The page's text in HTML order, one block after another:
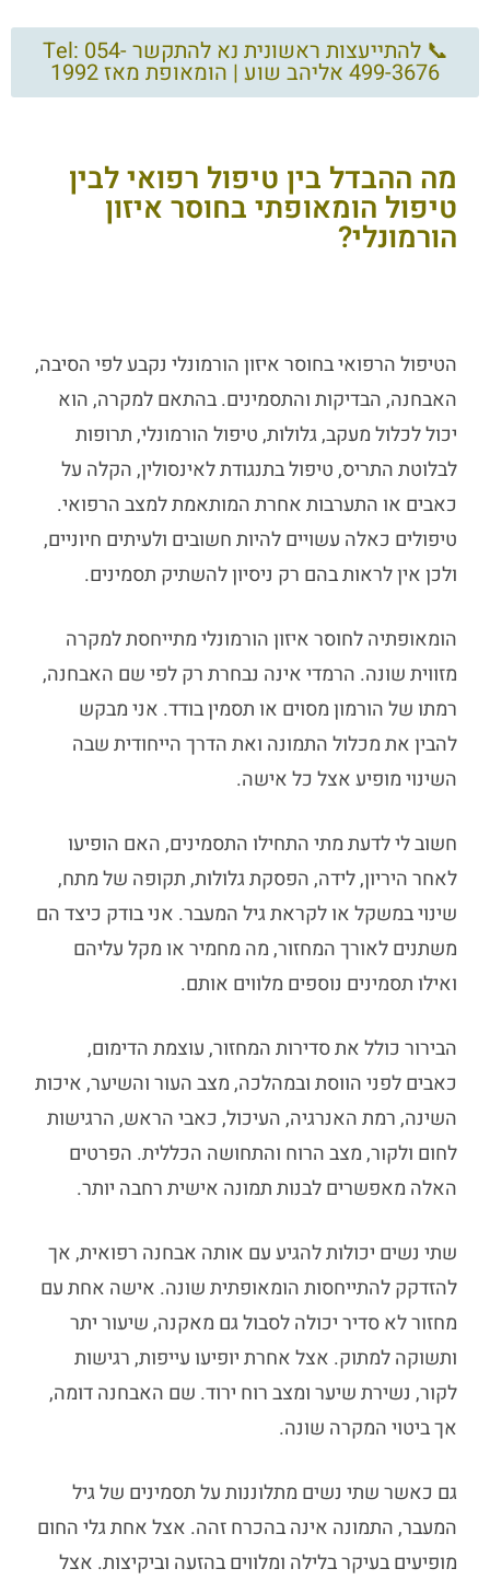
📞 להתייעצות ראשונית נא להתקשר Tel: 054-
499-3676 אליהב שוע | הומאופת מאז 1992
מה ההבדל בין טיפול רפואי לבין
טיפול הומאופתי בחוסר איזון
הורמונלי?
הטיפול הרפואי בחוסר איזון הורמונלי נקבע לפי הסיבה,
האבחנה, הבדיקות והתסמינים. בהתאם למקרה, הוא
יכול לכלול מעקב, גלולות, טיפול הורמונלי, תרופות
לבלוטת התריס, טיפול בתנגודת לאינסולין, הקלה על
כאבים או התערבות אחרת המותאמת למצב הרפואי.
טיפולים כאלה עשויים להיות חשובים ולעיתים חיוניים,
ולכן אין לראות בהם רק ניסיון להשתיק תסמינים.
הומאופתיה לחוסר איזון הורמונלי מתייחסת למקרה
מזווית שונה. הרמדי אינה נבחרת רק לפי שם האבחנה,
רמתו של הורמון מסוים או תסמין בודד. אני מבקש
להבין את מכלול התמונה ואת הדרך הייחודית שבה
השינוי מופיע אצל כל אישה.
חשוב לי לדעת מתי התחילו התסמינים, האם הופיעו
לאחר היריון, לידה, הפסקת גלולות, תקופה של מתח,
שינוי במשקל או לקראת גיל המעבר. אני בודק כיצד הם
משתנים לאורך המחזור, מה מחמיר או מקל עליהם
ואילו תסמינים נוספים מלווים אותם.
הבירור כולל את סדירות המחזור, עוצמת הדימום,
כאבים לפני הווסת ובמהלכה, מצב העור והשיער, איכות
השינה, רמת האנרגיה, העיכול, כאבי הראש, הרגישות
לחום ולקור, מצב הרוח והתחושה הכללית. הפרטים
האלה מאפשרים לבנות תמונה אישית רחבה יותר.
שתי נשים יכולות להגיע עם אותה אבחנה רפואית, אך
להזדקק להתייחסות הומאופתית שונה. אישה אחת עם
מחזור לא סדיר יכולה לסבול גם מאקנה, שיעור יתר
ותשוקה למתוק. אצל אחרת יופיעו עייפות, רגישות
לקור, נשירת שיער ומצב רוח ירוד. שם האבחנה דומה,
אך ביטוי המקרה שונה.
גם כאשר שתי נשים מתלוננות על תסמינים של גיל
המעבר, התמונה אינה בהכרח זהה. אצל אחת גלי החום
מופיעים בעיקר בלילה ומלווים בהזעה וביקיצות. אצל